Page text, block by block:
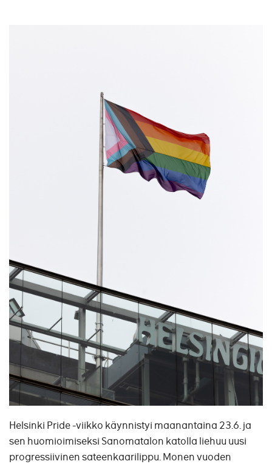
Helsinki Pride -viikko käynnistyi maanantaina 23.6. ja
sen huomioimiseksi Sanomatalon katolla liehuu uusi
progressiivinen sateenkaarilippu. Monen vuoden